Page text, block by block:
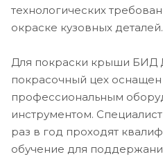
технологических
окраске кузовных деталей.
Для покраски крыши БИД
покрасочный цех
профессиональным
инструментом.
раз в год проходят
обучение для